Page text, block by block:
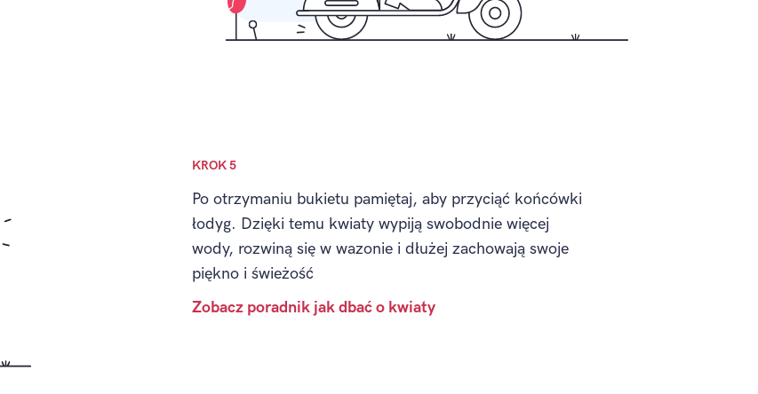
KROK 5
Po otrzymaniu bukietu pamiętaj, aby przyciąć końcówki
łodyg. Dzięki temu kwiaty wypiją swobodnie więcej
wody, rozwiną się w wazonie i dłużej zachowają swoje
piękno i świeżość
Zobacz poradnik jak dbać o kwiaty